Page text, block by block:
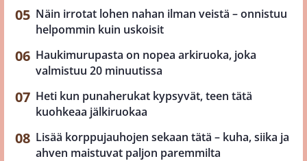
Näin irrotat lohen nahan ilman veistä – onnistuu
helpommin kuin uskoisit
Haukimurupasta on nopea arkiruoka, joka
valmistuu 20 minuutissa
Heti kun punaherukat kypsyvät, teen tätä
kuohkeaa jälkiruokaa
Lisää korppujauhojen sekaan tätä – kuha, siika ja
ahven maistuvat paljon paremmilta